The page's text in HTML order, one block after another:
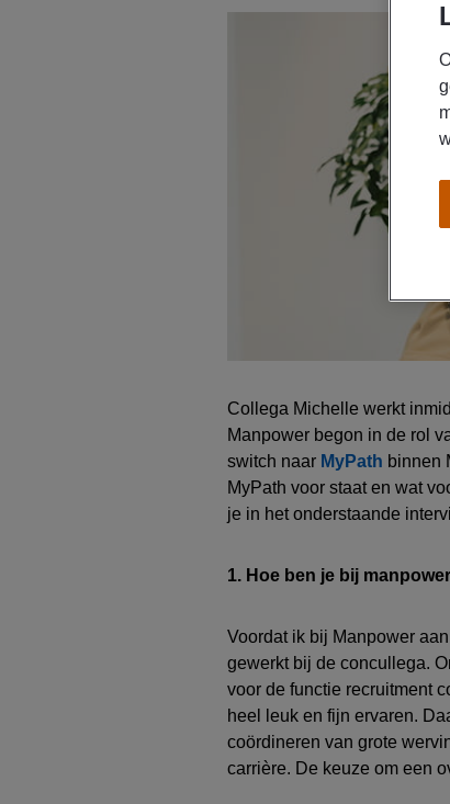
Collega Michelle werkt
Manpower begon in de rol
switch naar MyPath binnen
MyPath voor staat en wat
je in het onderstaande
1. Hoe ben je bij
Voordat ik bij Manpower
gewerkt bij de concullega.
voor de functie recruitment c
heel leuk en fijn ervaren.
coördineren van grote
carrière. De keuze om een